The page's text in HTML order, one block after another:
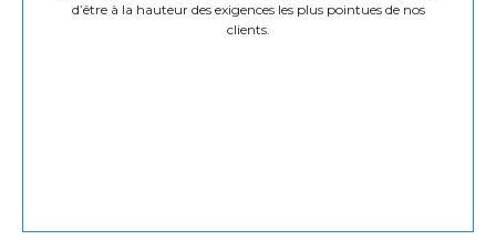
d’être à la hauteur des exigences les plus pointues de nos
clients.